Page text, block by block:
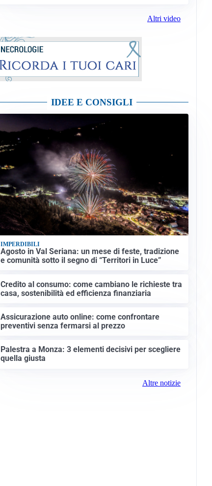
Altri video
IDEE E CONSIGLI
IMPERDIBILI
Agosto in Val Seriana: un mese di feste, tradizione
e comunità sotto il segno di “Territori in Luce”
Credito al consumo: come cambiano le richieste tra
casa, sostenibilità ed efficienza finanziaria
Assicurazione auto online: come confrontare
preventivi senza fermarsi al prezzo
Palestra a Monza: 3 elementi decisivi per scegliere
quella giusta
Altre notizie